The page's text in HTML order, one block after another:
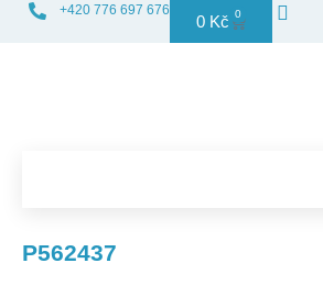
+420 776 697 676
0 Kč 0
P562437